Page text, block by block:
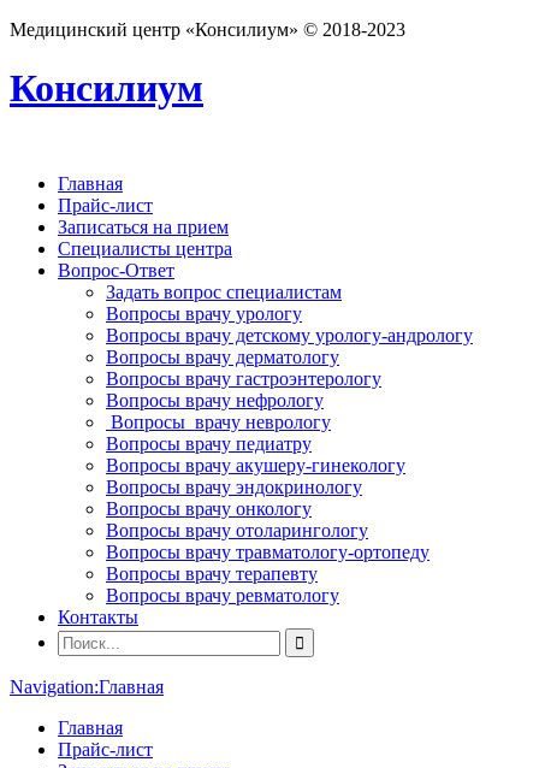
Медицинский центр «Консилиум» © 2018-2023
Консилиум
Главная
Прайс-лист
Записаться на прием
Специалисты центра
Вопрос-Ответ
Задать вопрос специалистам
Вопросы врачу урологу
Вопросы врачу детскому урологу-андрологу
Вопросы врачу дерматологу
Вопросы врачу гастроэнтерологу
Вопросы врачу нефрологу
Вопросы врачу неврологу
Вопросы врачу педиатру
Вопросы врачу акушеру-гинекологу
Вопросы врачу эндокринологу
Вопросы врачу онкологу
Вопросы врачу отоларингологу
Вопросы врачу травматологу-ортопеду
Вопросы врачу терапевту
Вопросы врачу ревматологу
Контакты
Navigation:Главная
Главная
Прайс-лист